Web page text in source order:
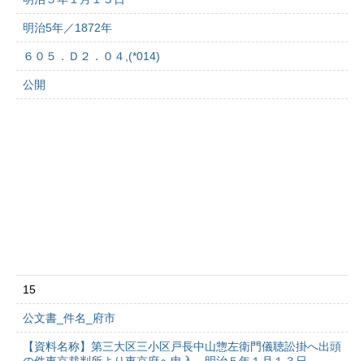
明治5年／1872年
６０５．Ｄ２．０４,(*014)
公開
15
公文書_件名_府市
【資料名称】第三大区三小区戸長中山惣左衛門儀聴訟掛へ出頭